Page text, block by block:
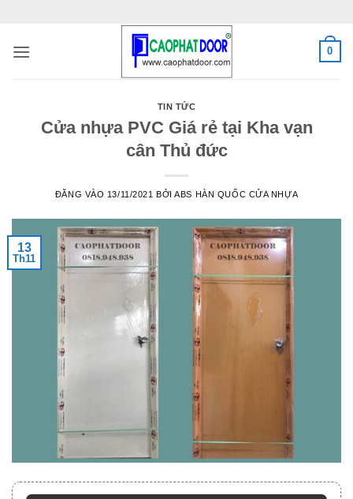
nội
0
TIN TỨC
Cửa nhựa PVC Giá rẻ tại Kha vạn
cân Thủ đức
ĐĂNG VÀO 13/11/2021 BỞIABS HÀN QUỐC CỬA NHỰA
13
Th11